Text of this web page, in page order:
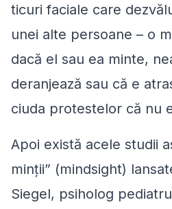
ticuri faciale care
unei alte persoane – o
dacă el sau ea minte,
deranjează sau că e
ciuda protestelor că nu
Apoi există acele studii
minții” (mindsight)
Siegel, psiholog